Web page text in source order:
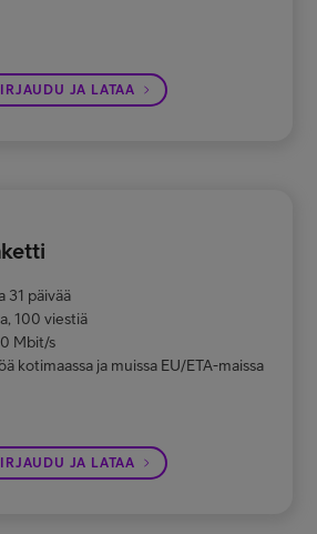
JA LATAA
31 päivää
100 viestiä
Mbit/s
kotimaassa ja muissa EU/ETA-maissa
JA LATAA